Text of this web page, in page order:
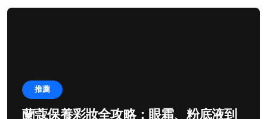
推薦
蘭蔻保養彩妝全攻略：眼霜、粉底液到